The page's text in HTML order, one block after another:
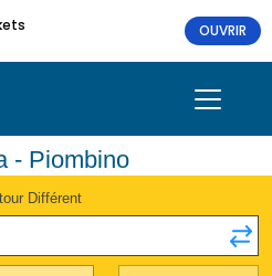
OUVRIR
- Piombino
Différent